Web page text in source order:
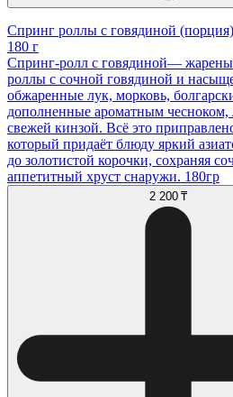
Спринг роллы с говядиной (порция)
180 г
Спринг-ролл с говядиной—
роллы с сочной говядиной и
обжаренные лук, морковь,
дополненные ароматным чесноком,
свежей кинзой. Всё это
который придаёт блюду яркий
до золотистой корочки, сохраняя
аппетитный хруст снаружи. 180гр
2 200 ₸